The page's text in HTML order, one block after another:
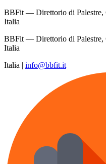
BBFit — Direttorio di Palestre,
Italia
BBFit — Direttorio di Palestre,
Italia
Italia | info@bbfit.it